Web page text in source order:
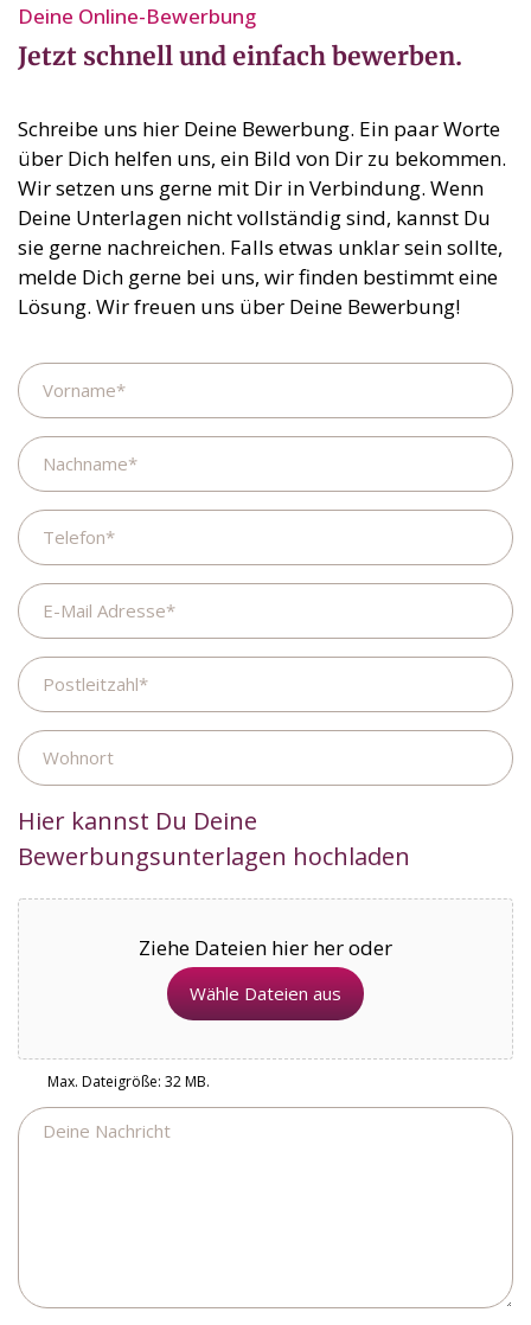
Deine Online-Bewerbung⁣
Jetzt schnell und einfach bewerben.
Schreibe uns hier Deine Bewerbung. Ein paar Worte
über Dich helfen uns, ein Bild von Dir zu bekommen.
Wir setzen uns gerne mit Dir in Verbindung. Wenn
Deine Unterlagen nicht vollständig sind, kannst Du
sie gerne nachreichen. Falls etwas unklar sein sollte,
melde Dich gerne bei uns, wir finden bestimmt eine
Lösung. Wir freuen uns über Deine Bewerbung!
Name
Nachname
Telefon
E-
Mail
Adresse
Postleitzahl
Wohnort
Hier kannst Du Deine
Bewerbungsunterlagen hochladen
Ziehe Dateien hier her oder
Wähle Dateien aus
Max. Dateigröße: 32 MB.
Nachricht